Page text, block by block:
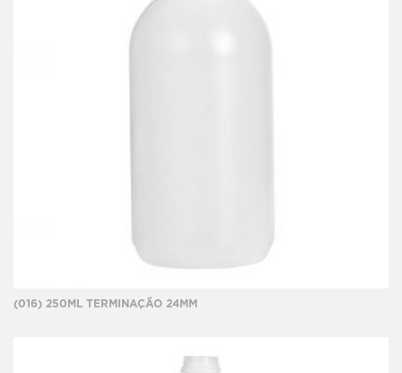
(016) 250ML TERMINAÇÃO 24MM